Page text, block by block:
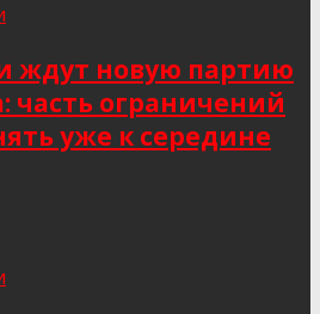
ждут новую партию
часть ограничений
уже к середине